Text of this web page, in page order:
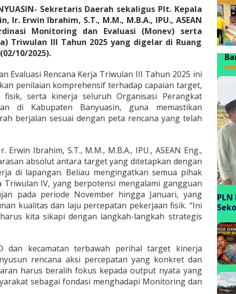
Sekretaris Daerah sekaligus Plt. Kepala
Ir. Erwin Ibrahim, S.T., M.M., M.B.A., IPU., ASEAN
Monitoring dan Evaluasi (Monev) serta
Triwulan III Tahun 2025 yang digelar di Ruang
10/2025).
Evaluasi Rencana Kerja Triwulan III Tahun 2025 ini
penilaian komprehensif terhadap capaian target,
fisik, serta kinerja seluruh Organisasi Perangkat
di Kabupaten Banyuasin, guna memastikan
berjalan sesuai dengan peta rencana yang telah
Ibrahim, S.T., M.M., M.B.A., IPU., ASEAN Eng.,
absolut antara target yang ditetapkan dengan
di lapangan. Beliau mengingatkan semua pihak
IV, yang berpotensi mengalami gangguan
pada periode November hingga Januari, yang
kualitas dan laju percepatan pekerjaan fisik. “Ini
kita sikapi dengan langkah-langkah strategis
dan kecamatan terbawah perihal target kinerja
rencana aksi percepatan yang konkret dan
harus beralih fokus kepada output nyata yang
sebagai fondasi menghadapi Monitoring dan